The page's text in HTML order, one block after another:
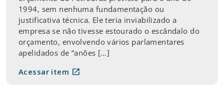
1994, sem nenhuma fundamentação ou
justificativa técnica. Ele teria inviabilizado a
empresa se não tivesse estourado o escândalo do
orçamento, envolvendo vários parlamentares
apelidados de “anões […]
Acessar item open_in_new